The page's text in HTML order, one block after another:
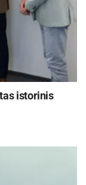
istorinis